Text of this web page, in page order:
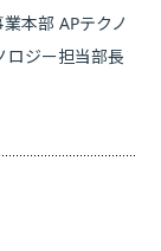
本部 APテクノ
ロジー担当部長